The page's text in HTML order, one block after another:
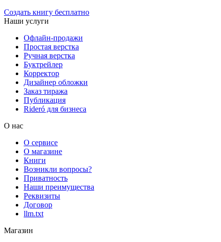
Создать книгу бесплатно
Наши услуги
Офлайн-продажи
Простая верстка
Ручная верстка
Буктрейлер
Корректор
Дизайнер обложки
Заказ тиража
Публикация
Rideró для бизнеса
О нас
О сервисе
О магазине
Книги
Возникли вопросы?
Приватность
Наши преимущества
Реквизиты
Договор
llm.txt
Магазин